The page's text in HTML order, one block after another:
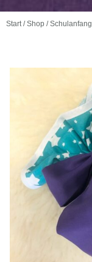
Start/Shop /Schulanfang